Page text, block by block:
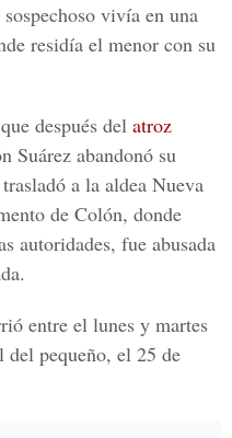
vivía en una
residía el menor con su
después del atroz
Suárez abandonó su
a la aldea Nueva
de Colón, donde
autoridades, fue abusada
entre el lunes y martes
del pequeño, el 25 de